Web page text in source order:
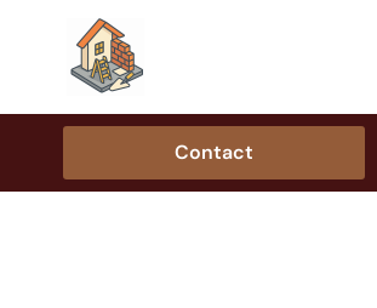
Contact